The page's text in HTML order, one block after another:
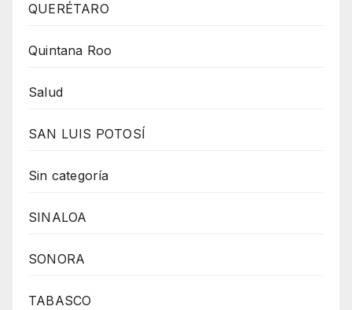
QUERÉTARO
Quintana Roo
Salud
SAN LUIS POTOSÍ
Sin categoría
SINALOA
SONORA
TABASCO